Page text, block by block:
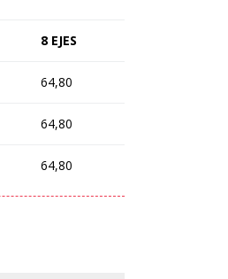
8 EJES
64,80
64,80
64,80